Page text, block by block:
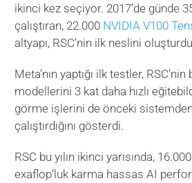
ikinci kez seçiyor. 2017’de günde
çalıştıran, 22.000 NVIDIA V100
altyapı, RSC’nin ilk neslini
Meta’nın yaptığı ilk testler,
modellerini 3 kat daha hızlı
görme işlerini de önceki sistemden
çalıştırdığını gösterdi.
RSC bu yılın ikinci yarısında, 16.000
exaflop’luk karma hassas AI